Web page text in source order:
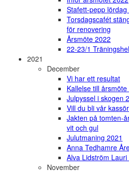
Stafett-pepp lördag
Torsdagscafét
för renovering
Årsmöte 2022
22-23/1
2021
December
Vi har ett resultat
Kallelse till årsmöte
Julpyssel i skogen
Vill du bli vår
Jakten på tomten-
vit och gul
Julutmaning 2021
Anna Tedhamre
Alva Lidström
November